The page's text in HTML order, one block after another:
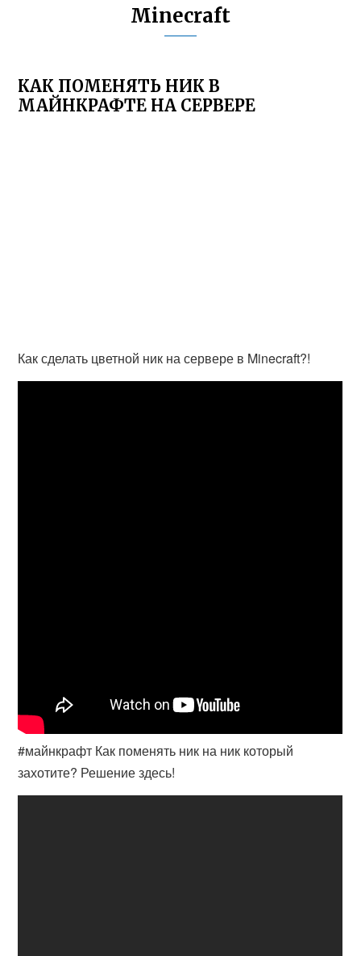
Minecraft
КАК ПОМЕНЯТЬ НИК В
МАЙНКРАФТЕ НА СЕРВЕРЕ
Как сделать цветной ник на сервере в Minecraft?!
#майнкрафт Как поменять ник на ник который
захотите? Решение здесь!